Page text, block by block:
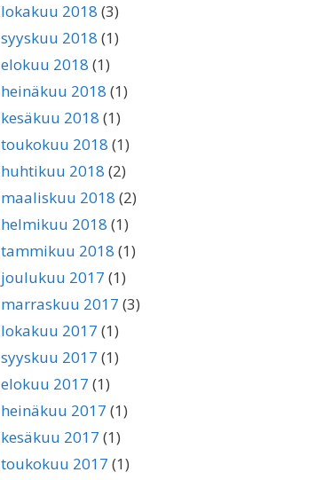
lokakuu 2018 (3)
syyskuu 2018 (1)
elokuu 2018 (1)
heinäkuu 2018 (1)
kesäkuu 2018 (1)
toukokuu 2018 (1)
huhtikuu 2018 (2)
maaliskuu 2018 (2)
helmikuu 2018 (1)
tammikuu 2018 (1)
joulukuu 2017 (1)
marraskuu 2017 (3)
lokakuu 2017 (1)
syyskuu 2017 (1)
elokuu 2017 (1)
heinäkuu 2017 (1)
kesäkuu 2017 (1)
toukokuu 2017 (1)